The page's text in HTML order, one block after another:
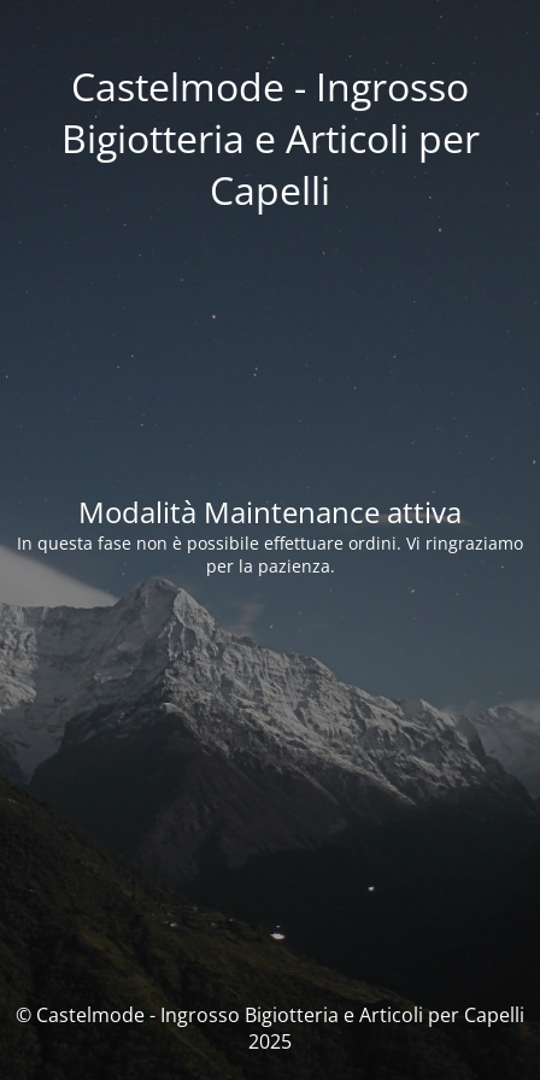
Castelmode - Ingrosso
Bigiotteria e Articoli per
Capelli
Modalità Maintenance attiva
In questa fase non è possibile effettuare ordini. Vi ringraziamo
per la pazienza.
© Castelmode - Ingrosso Bigiotteria e Articoli per Capelli
2025